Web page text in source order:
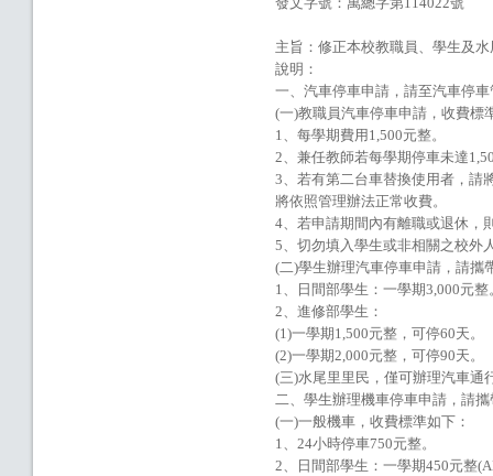
主旨：修正本校教職員、學生及
說明：
一、汽車停車申請，請至汽車停
(一)教職員汽車停車申請，收費標
1、每學期費用1,500元整。
2、兼任教師若每學期停車未達
3、若有第二台車替換使用者，請
將依照管理辦法正常收費。
4、若申請期間內有離職或退休，
5、切勿填入學生或非相關之校外
(二)學生辦理汽車停車申請，請攜
1、日間部學生：一學期3,000元整
2、進修部學生：
(1)一學期1,500元整，可停60天。
(2)一學期2,000元整，可停90天。
(三)水尾里里民，僅可辦理汽車通
二、學生辦理機車停車申請，請
(一)一般機車，收費標準如下：
1、24小時停車750元整。
2、日間部學生：一學期450元整